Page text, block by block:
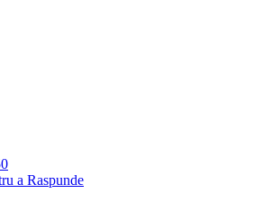
a Raspunde